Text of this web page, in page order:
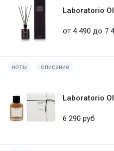
Laboratorio
от 4 490 до 7
ноты описание
Laboratorio
6 290 руб